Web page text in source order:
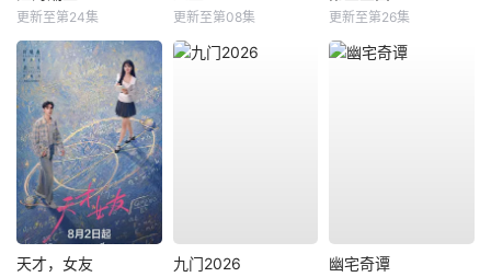
更新至第24集 更新至第08集 更新至第26集
天才，女友 九门2026 幽宅奇谭